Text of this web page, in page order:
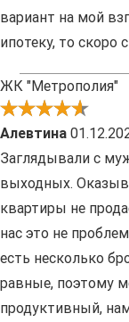
вариант на мой
ипотеку, то
ЖК "Метрополия"
Алевтина
Заглядывали с
выходных.
квартиры не
нас это не
есть несколько
равные, поэтому
продуктивный,